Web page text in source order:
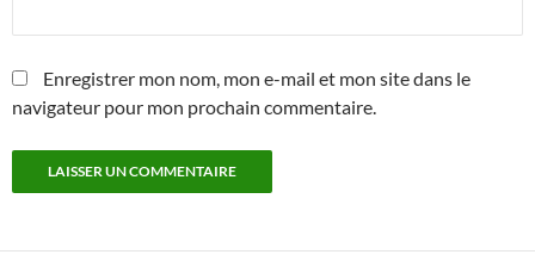
Enregistrer mon nom, mon e-mail et mon site dans le
navigateur pour mon prochain commentaire.